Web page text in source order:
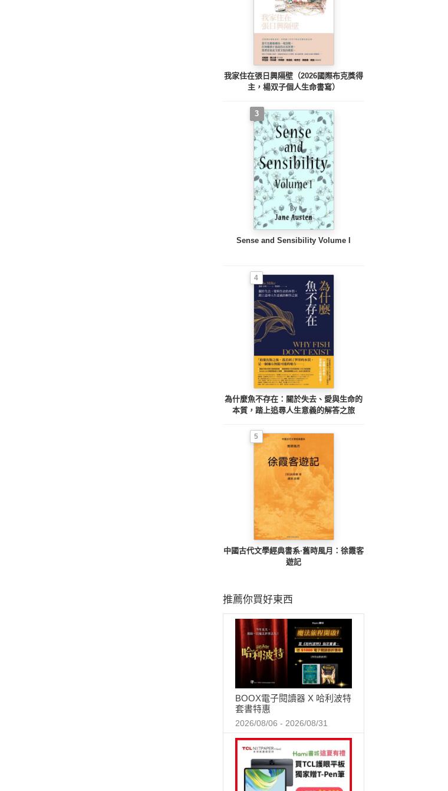
我家住在張日興隔壁（2026國際布克獎得
主，楊双子個人生命書寫）
3
Sense and Sensibility Volume I
4
為什麼魚不存在：關於失去、愛與生命的
本質，踏上追尋人生意義的解答之旅
5
中國古代文學經典書系·舊時風月：徐霞客
遊記
推薦你買好東西
BOOX電子閱讀器 X 哈利波特
套書特惠
2026/08/06 - 2026/08/31